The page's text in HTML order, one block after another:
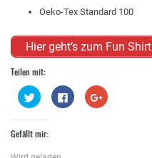
Oeko-Tex Standard 100
Hier geht’s zum Fun Shirt
Teilen mit:
Klick,
um
Twitter
zu
teilen
in
Klick,
um
Zum
Teilen
Gefällt mir: